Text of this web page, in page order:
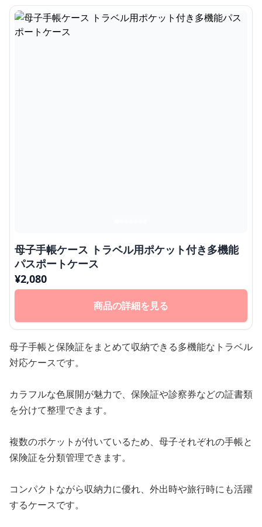
母子手帳ケース トラベル用ポケット付き多機能
パスポートケース
¥2,080
商品の詳細を見る
母子手帳と保険証をまとめて収納できる多機能なトラベル
対応ケースです。
カラフルな色展開が魅力で、保険証や診察券などの証書類
を分けて整理できます。
複数のポケットが付いているため、母子それぞれの手帳と
保険証を分類管理できます。
コンパクトながら収納力に優れ、外出時や旅行時にも活躍
するケースです。